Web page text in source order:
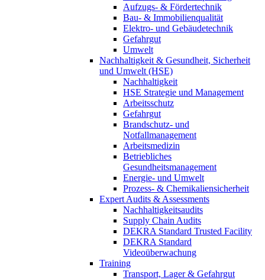
Aufzugs- & Fördertechnik
Bau- & Immobilienqualität
Elektro- und Gebäudetechnik
Gefahrgut
Umwelt
Nachhaltigkeit & Gesundheit, Sicherheit
und Umwelt (HSE)
Nachhaltigkeit
HSE Strategie und Management
Arbeitsschutz
Gefahrgut
Brandschutz- und
Notfallmanagement
Arbeitsmedizin
Betriebliches
Gesundheitsmanagement
Energie- und Umwelt
Prozess- & Chemikaliensicherheit
Expert Audits & Assessments
Nachhaltigkeitsaudits
Supply Chain Audits
DEKRA Standard Trusted Facility
DEKRA Standard
Videoüberwachung
Training
Transport, Lager & Gefahrgut